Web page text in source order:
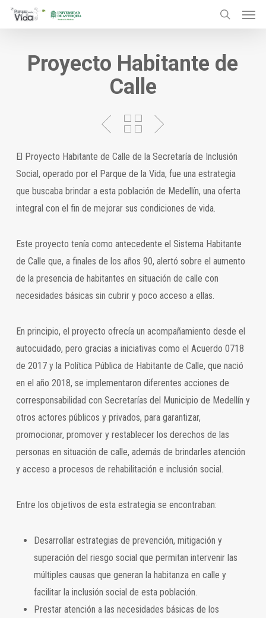
Skip
search
Proyecto Habitante de
Calle
El Proyecto Habitante de Calle de la Secretaría de Inclusión
Social, operado por el Parque de la Vida, fue una estrategia
que buscaba brindar a esta población de Medellín, una oferta
integral con el fin de mejorar sus condiciones de vida.
Este proyecto tenía como antecedente el Sistema Habitante
de Calle que, a finales de los años 90, alertó sobre el aumento
de la presencia de habitantes en situación de calle con
necesidades básicas sin cubrir y poco acceso a ellas.
En principio, el proyecto ofrecía un acompañamiento desde el
autocuidado, pero gracias a iniciativas como el Acuerdo 0718
de 2017 y la Política Pública de Habitante de Calle, que nació
en el año 2018, se implementaron diferentes acciones de
corresponsabilidad con Secretarías del Municipio de Medellín y
otros actores públicos y privados, para garantizar,
promocionar, promover y restablecer los derechos de las
personas en situación de calle, además de brindarles atención
y acceso a procesos de rehabilitación e inclusión social.
Entre los objetivos de esta estrategia se encontraban:
Desarrollar estrategias de prevención, mitigación y
superación del riesgo social que permitan intervenir las
múltiples causas que generan la habitanza en calle y
facilitar la inclusión social de esta población.
Prestar atención a las necesidades básicas de los